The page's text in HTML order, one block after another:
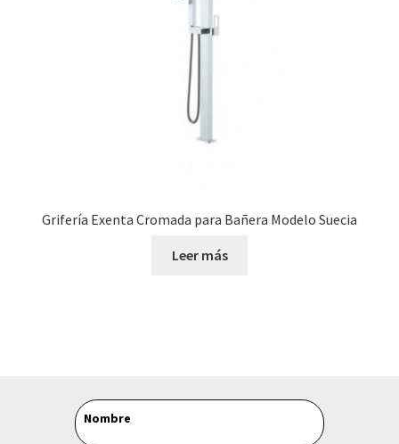
Grifería Exenta Cromada para Bañera Modelo Suecia
Leer más
Leave
this
Nombre